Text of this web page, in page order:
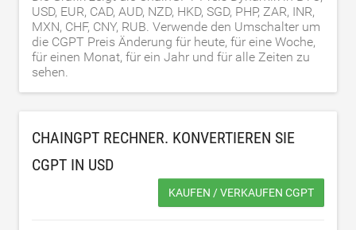
USD, EUR, CAD, AUD, NZD, HKD, SGD, PHP, ZAR, INR,
MXN, CHF, CNY, RUB. Verwende den Umschalter um
die CGPT Preis Änderung für heute, für eine Woche,
für einen Monat, für ein Jahr und für alle Zeiten zu
sehen.
CHAINGPT RECHNER. KONVERTIEREN SIE
CGPT IN USD
KAUFEN / VERKAUFEN CGPT